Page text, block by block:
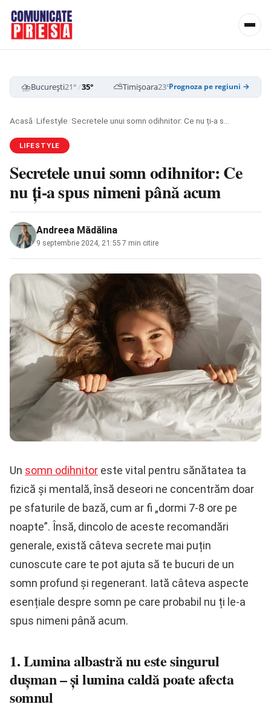
⛈️București21°/35° ⛅Timișoara23°/35° ☁️Cluj-Napoca
Prognoza pe regiuni →
Acasă/Lifestyle/
LIFESTYLE
Secretele unui somn odihnitor: Ce
nu ți-a spus nimeni până acum
Andreea Mădălina
9 septembrie 2024, 21:55 7 min citire
Un somn odihnitor este vital pentru sănătatea ta
fizică și mentală, însă deseori ne concentrăm doar
pe sfaturile de bază, cum ar fi „dormi 7-8 ore pe
noapte”. Însă, dincolo de aceste recomandări
generale, există câteva secrete mai puțin
cunoscute care te pot ajuta să te bucuri de un
somn profund și regenerant. Iată câteva aspecte
esențiale despre somn pe care probabil nu ți le-a
spus nimeni până acum.
1. Lumina albastră nu este singurul
dușman – și lumina caldă poate afecta
somnul